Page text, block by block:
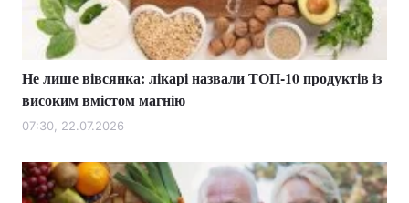
Не лише вівсянка: лікарі назвали ТОП-10 продуктів із
високим вмістом магнію
07:30, 22.07.2026